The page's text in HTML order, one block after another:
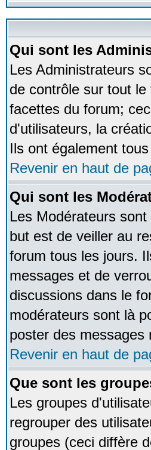
Qui sont les
Les Administrateurs
de contrôle sur tout
facettes du forum;
d'utilisateurs, la
Ils ont également
Revenir en haut de
Qui sont les
Les Modérateurs
but est de veiller au
forum tous les jours.
messages et de
discussions dans le
modérateurs sont là
poster des messages
Revenir en haut de
Que sont les
Les groupes
regrouper des
groupes (ceci diffère